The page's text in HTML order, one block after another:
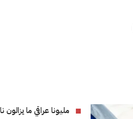
مليونا عراقي ما يزالون